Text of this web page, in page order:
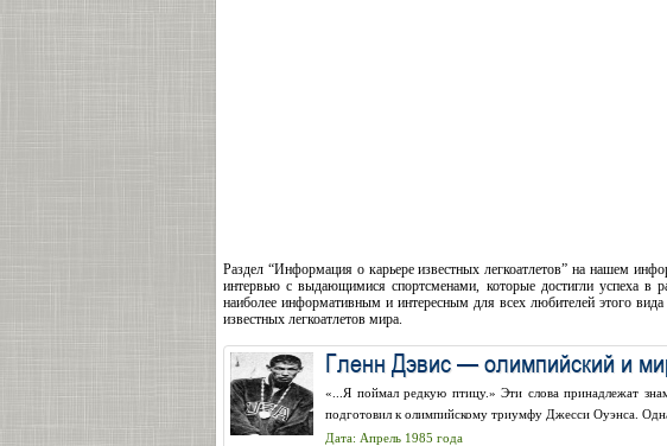
Раздел “Информация о карьере известных легкоатлетов” на нашем
интервью с выдающимися спортсменами, которые достигли успеха в
наиболее информативным и интересным для всех любителей этого
известных легкоатлетов мира.
Гленн Дэвис — олимпийский и
«...Я поймал редкую птицу.» Эти слова принадлежат
подготовил к олимпийскому триумфу Джесси Оуэнса.
Дата: Апрель 1985 года